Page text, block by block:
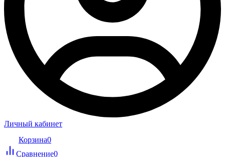
Личный кабинет
Корзина0
Сравнение0